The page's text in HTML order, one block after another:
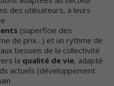
des utilisateurs, à leurs
(superficie des
de prix…) et un rythme de
besoins de la collectivité
la qualité de vie, adapté
actuels (développement